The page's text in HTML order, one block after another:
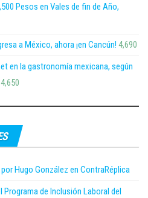
Pesos en Vales de fin de Año,
a México, ahora ¡en Cancún! 4,690
en la gastronomía mexicana, según
4,650
Hugo González en ContraRéplica
de Inclusión Laboral del